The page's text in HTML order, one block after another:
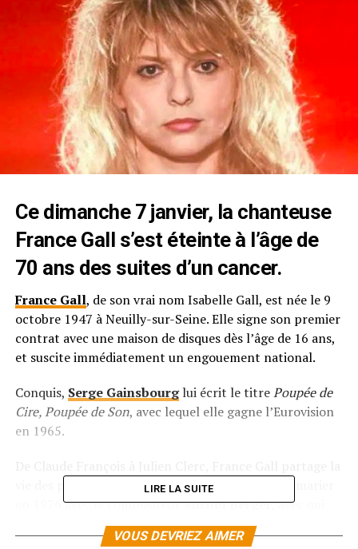
Ce dimanche 7 janvier, la chanteuse
France Gall s’est éteinte à l’âge de
70 ans des suites d’un cancer.
France Gall, de son vrai nom Isabelle Gall, est née le 9
octobre 1947 à Neuilly-sur-Seine. Elle signe son premier
contrat avec une maison de disques dès l’âge de 16 ans,
et suscite immédiatement un engouement national.
Conquis, Serge Gainsbourglui écrit le titrePoupée de
Cire, Poupée de Son, avec lequel elle gagne l’Eurovision
en 1965.
vie des plus grands artistes français, avant de se marier
en 1976 avec le compositeurMichel Berger, avec qui
elle aura deux enfants.
LIRE LA SUITE
VOUS DEVRIEZ AIMER